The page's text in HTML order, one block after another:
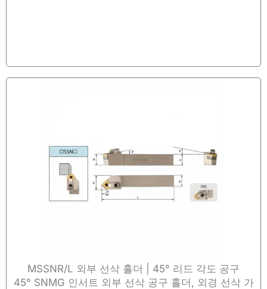
MSSNR/L 외부 선삭 홀더 | 45° 리드 각도 공구
45° SNMG 인서트 외부 선삭 공구 홀더, 외경 선삭 가